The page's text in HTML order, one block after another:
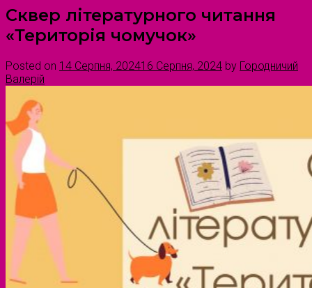
Сквер літературного читання
«Територія чомучок»
Posted on 14 Серпня, 202416 Серпня, 2024 by Городничий
Валерій